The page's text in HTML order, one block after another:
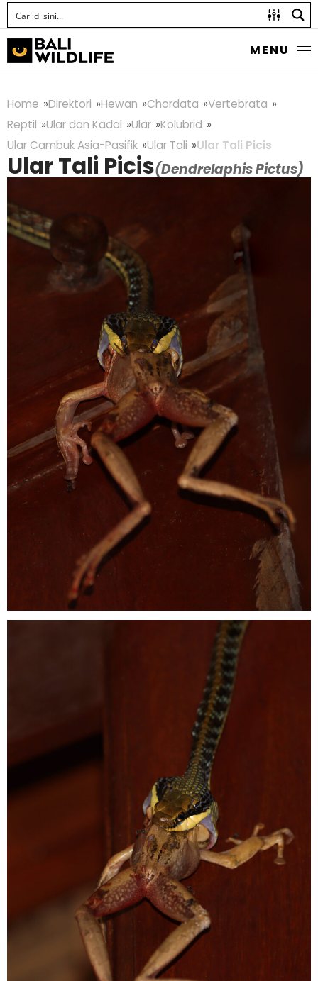
MENU
Home Direktori Hewan Chordata
Vertebrata
Reptil
Ular dan Kadal Ular
Kolubrid
Ular Cambuk Asia-Pasifik
Ular Tali Ular Tali Picis
Ular Tali Picis(Dendrelaphis Pictus)